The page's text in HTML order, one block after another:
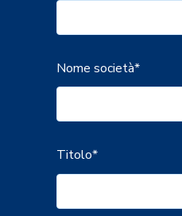
Nome società*
Titolo*